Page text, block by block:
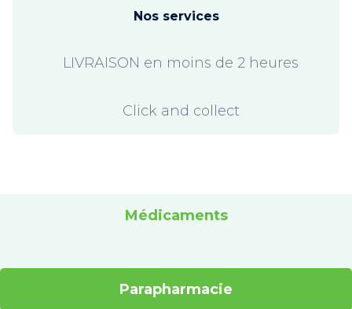
Nos services
LIVRAISON en moins de 2 heures
Click and collect
Médicaments
Parapharmacie